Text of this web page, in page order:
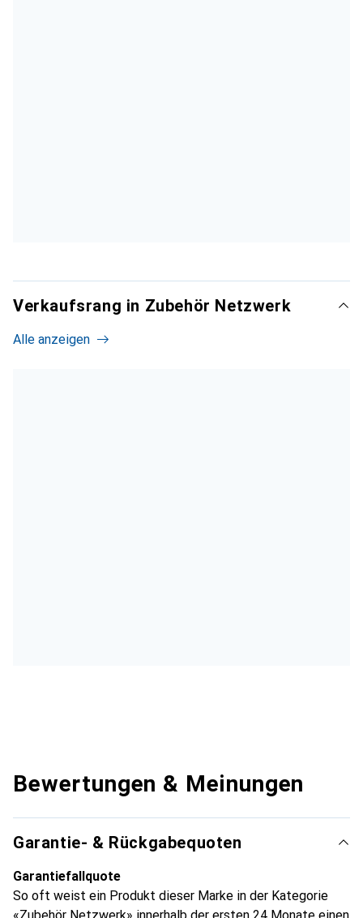
Verkaufsrang in Zubehör Netzwerk
Alle anzeigen
Bewertungen & Meinungen
Garantie- & Rückgabequoten
Garantiefallquote
So oft weist ein Produkt dieser Marke in der Kategorie